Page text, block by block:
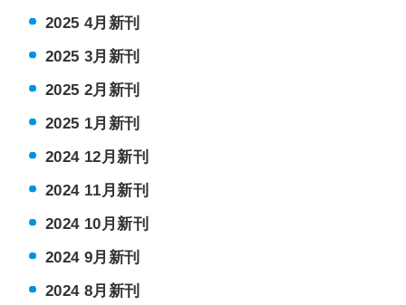
2025 4月新刊
2025 3月新刊
2025 2月新刊
2025 1月新刊
2024 12月新刊
2024 11月新刊
2024 10月新刊
2024 9月新刊
2024 8月新刊